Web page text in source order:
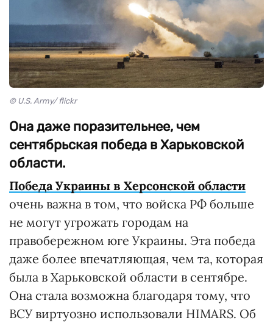
© U.S. Army/ flickr
Она даже поразительнее, чем
сентябрьская победа в Харьковской
области.
Победа Украины в Херсонской области
очень важна в том, что войска РФ больше
не могут угрожать городам на
правобережном юге Украины. Эта победа
даже более впечатляющая, чем та, которая
была в Харьковской области в сентябре.
Она стала возможна благодаря тому, что
ВСУ виртуозно использовали HIMARS. Об